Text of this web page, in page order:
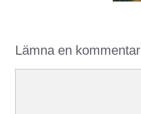
Lämna en kommentar